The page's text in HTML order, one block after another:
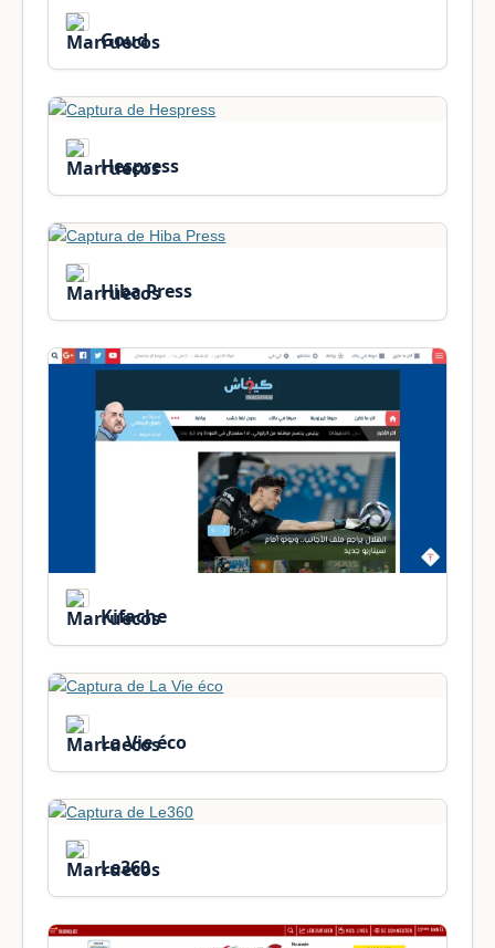
Goud
Hespress
Hiba Press
Kifache
La Vie éco
Le360